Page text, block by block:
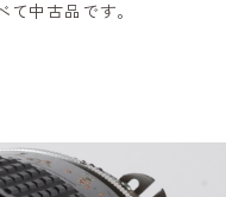
中古品です。